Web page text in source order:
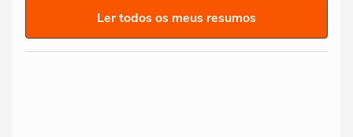
Ler todos os meus resumos